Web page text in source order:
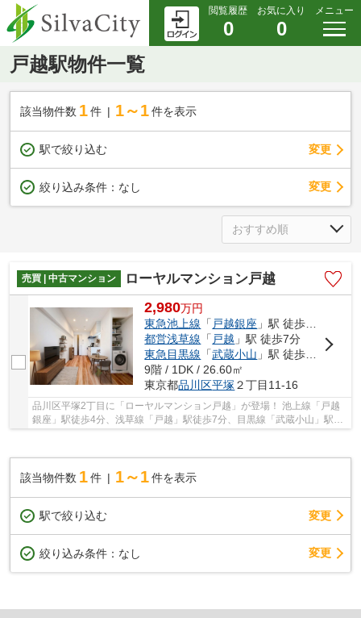
閲覧履歴
0
お気に入り
0
メニュー
戸越駅物件一覧
該当物件数 1件 1～1 件を表示
駅で絞り込む 変更
絞り込み条件： なし 変更
売買 | 中古マンション ローヤルマンション戸越
2,980万円
東急池上線 「 戸越銀座 」駅 徒歩4分
都営浅草線 「 戸越 」駅 徒歩7分
東急目黒線 「武蔵小山 」駅 徒歩15分
9階 / 1DK / 26.60㎡
東京都品川区平塚２丁目11-16
品川区平塚2丁目に「ローヤルマンション戸越」が登場！ 池上線「戸越
銀座」駅徒歩4分、浅草線「戸越」駅徒歩7分、目黒線「武蔵小山」駅徒
該当物件数 1件 1～1 件を表示
駅で絞り込む 変更
絞り込み条件： なし 変更